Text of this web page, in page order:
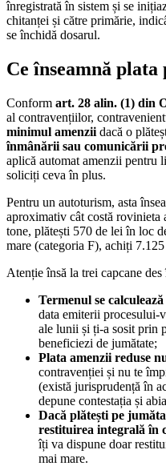
înregistrată în sistem și se
chitanței și către primărie,
se închidă dosarul.
Ce înseamnă
Conform art. 28 alin. (1) din
al contravențiilor,
minimul amenzii dacă o
înmânării sau comunicării
aplică automat amenzii pentru
soliciți ceva în plus.
Pentru un autoturism, asta
aproximativ cât costă rovinieta
tone, plătești 570 de lei în loc
mare (categoria F), achiți
Atenție însă la trei capcane des
Termenul se
data emiterii procesului-
ale lunii și ți-a sosit prin
beneficiezi de jumătate;
Plata amenzii reduse
contravenției și nu te
(există jurisprudență în
depune contestația și
Dacă plătești pe
restituirea integrală în
îți va dispune doar
mai mare.